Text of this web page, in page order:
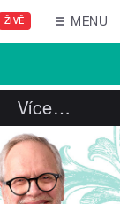
ŽIVĚ MENU
Více…